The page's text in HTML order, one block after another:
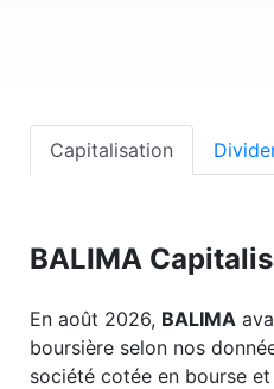
Capitalisation
BALIMA
En août 2026, BALIMA
boursière selon nos
société cotée en bourse